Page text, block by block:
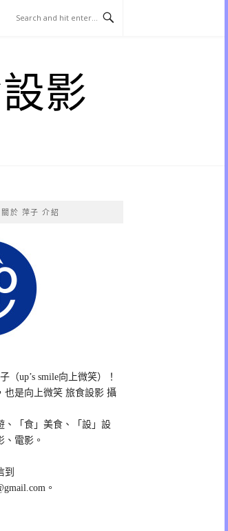
影
關於 萍子 介紹
（up’s smile向上微笑）！
也是向上微笑 旅食設影 攝
、「食」美食、「設」設
、電影。
到
。